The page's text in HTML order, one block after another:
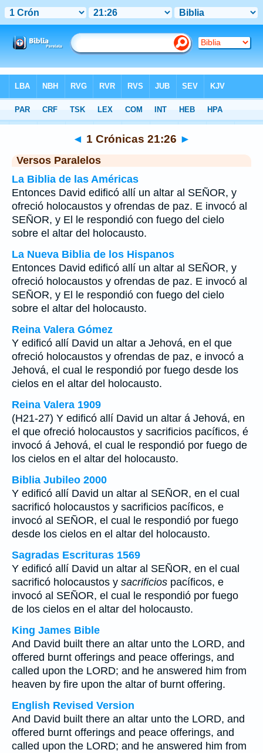
>1 Crónicas Capítulo 21 > Verso 26
◄ 1 Crónicas 21:26 ►
Versos Paralelos
La Biblia de las Américas
Entonces David edificó allí un altar al SEÑOR, y
ofreció holocaustos y ofrendas de paz. E invocó al
SEÑOR, y El le respondió con fuego del cielo
sobre el altar del holocausto.
La Nueva Biblia de los Hispanos
Entonces David edificó allí un altar al SEÑOR, y
ofreció holocaustos y ofrendas de paz. E invocó al
SEÑOR, y El le respondió con fuego del cielo
sobre el altar del holocausto.
Reina Valera Gómez
Y edificó allí David un altar a Jehová, en el que
ofreció holocaustos y ofrendas de paz, e invocó a
Jehová, el cual le respondió por fuego desde los
cielos en el altar del holocausto.
Reina Valera 1909
(H21-27) Y edificó allí David un altar á Jehová, en
el que ofreció holocaustos y sacrificios pacíficos, é
invocó á Jehová, el cual le respondió por fuego de
los cielos en el altar del holocausto.
Biblia Jubileo 2000
Y edificó allí David un altar al SEÑOR, en el cual
sacrificó holocaustos y sacrificios pacíficos, e
invocó al SEÑOR, el cual le respondió por fuego
desde los cielos en el altar del holocausto.
Sagradas Escrituras 1569
Y edificó allí David un altar al SEÑOR, en el cual
sacrificó holocaustos y sacrificios pacíficos, e
invocó al SEÑOR, el cual le respondió por fuego
de los cielos en el altar del holocausto.
King James Bible
And David built there an altar unto the LORD, and
offered burnt offerings and peace offerings, and
called upon the LORD; and he answered him from
heaven by fire upon the altar of burnt offering.
English Revised Version
And David built there an altar unto the LORD, and
offered burnt offerings and peace offerings, and
called upon the LORD; and he answered him from